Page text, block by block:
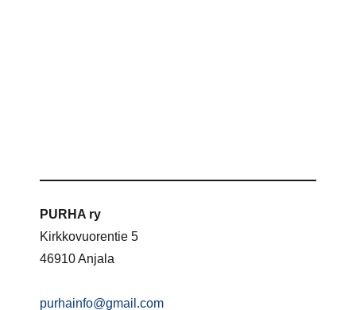
PURHA ry
Kirkkovuorentie 5
46910 Anjala
purhainfo@gmail.com